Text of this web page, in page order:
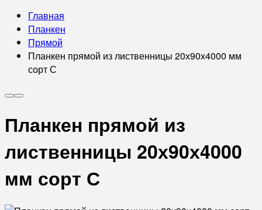
Главная
Планкен
Прямой
Планкен прямой из лиственницы 20х90х4000 мм
сорт С
Планкен прямой из
лиственницы 20х90х4000
мм сорт С